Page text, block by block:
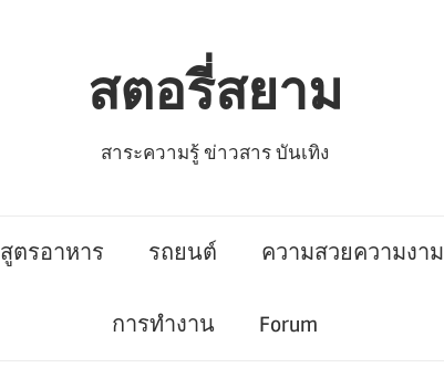
สตอรี่สยาม
สาระความรู้ ข่าวสาร บันเทิง
สูตรอาหาร รถยนต์ ความสวยความงาม
การทำงาน Forum